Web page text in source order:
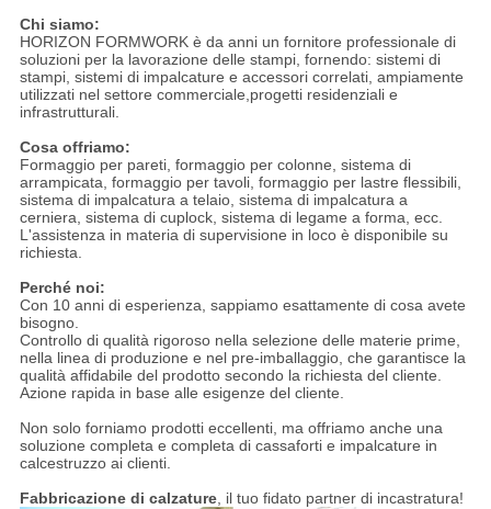
Chi siamo:
HORIZON FORMWORK è da anni un fornitore professionale di
soluzioni per la lavorazione delle stampi, fornendo: sistemi di
stampi, sistemi di impalcature e accessori correlati, ampiamente
utilizzati nel settore commerciale,progetti residenziali e
infrastrutturali.
Cosa offriamo:
Formaggio per pareti, formaggio per colonne, sistema di
arrampicata, formaggio per tavoli, formaggio per lastre flessibili,
sistema di impalcatura a telaio, sistema di impalcatura a
cerniera, sistema di cuplock, sistema di legame a forma, ecc.
L'assistenza in materia di supervisione in loco è disponibile su
richiesta.
Perché noi:
Con 10 anni di esperienza, sappiamo esattamente di cosa avete
bisogno.
Controllo di qualità rigoroso nella selezione delle materie prime,
nella linea di produzione e nel pre-imballaggio, che garantisce la
qualità affidabile del prodotto secondo la richiesta del cliente.
Azione rapida in base alle esigenze del cliente.
Non solo forniamo prodotti eccellenti, ma offriamo anche una
soluzione completa e completa di cassaforti e impalcature in
calcestruzzo ai clienti.
Fabbricazione di calzature, il tuo fidato partner di incastratura!